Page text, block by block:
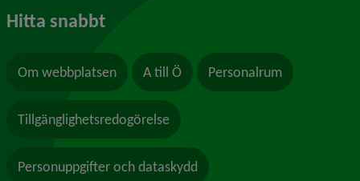
Hitta snabbt
Om webbplatsen A till Ö Personalrum
Tillgänglighetsredogörelse
Personuppgifter och dataskydd